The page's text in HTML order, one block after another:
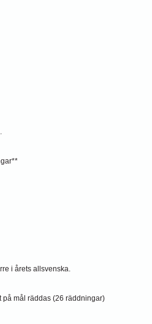
i årets allsvenska.
på mål räddas (26 räddningar)